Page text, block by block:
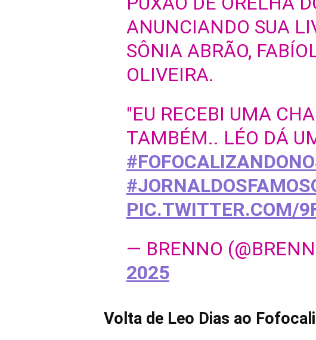
ANUNCIANDO SUA
SÔNIA ABRÃO,
OLIVEIRA.
"EU RECEBI UMA
TAMBÉM.. LÉO DÁ
PIC.TWITTER.COM/
— BRENNO
2025
Volta de Leo Dias ao